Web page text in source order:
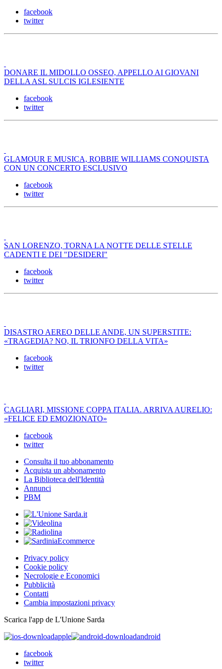
facebook
twitter
DONARE IL MIDOLLO OSSEO, APPELLO AI GIOVANI
DELLA ASL SULCIS IGLESIENTE
facebook
twitter
GLAMOUR E MUSICA, ROBBIE WILLIAMS CONQUISTA
CON UN CONCERTO ESCLUSIVO
facebook
twitter
SAN LORENZO, TORNA LA NOTTE DELLE STELLE
CADENTI E DEI "DESIDERI"
facebook
twitter
DISASTRO AEREO DELLE ANDE, UN SUPERSTITE:
«TRAGEDIA? NO, IL TRIONFO DELLA VITA»
facebook
twitter
CAGLIARI, MISSIONE COPPA ITALIA. ARRIVA AURELIO:
«FELICE ED EMOZIONATO»
facebook
twitter
Consulta il tuo abbonamento
Acquista un abbonamento
La Biblioteca dell'Identità
Annunci
PBM
Privacy policy
Cookie policy
Necrologie e Economici
Pubblicità
Contatti
Cambia impostazioni privacy
Scarica l'app de L'Unione Sarda
apple
android
facebook
twitter